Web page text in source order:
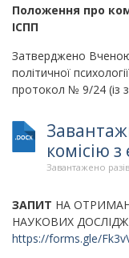
Положення про
ІСПП
Затверджено Вченою
політичної
протокол № 9/24 (із
комісію
Завантажено
ЗАПИТ НА
НАУКОВИХ
https://forms.gle/